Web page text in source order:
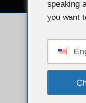
conteúdo
speaking
you want